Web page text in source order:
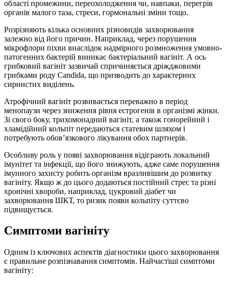
області промежини, переохолодження чи, навпаки, перегрів
органів малого таза, стреси, гормональні зміни тощо.
Розрізняють кілька основних різновидів захворювання
залежно від його причин. Наприклад, через порушення
мікрофлори піхви внаслідок надмірного розмноження умовно-
патогенних бактерій виникає бактеріальний вагініт. А ось
грибковий вагініт зазвичай спричиняється дріжджовими
грибками роду Candida, що призводить до характерних
сирнистих виділень.
Атрофічний вагініт розвивається переважно в період
менопаузи через зниження рівня естрогенів в організмі жінки.
Зі свого боку, трихомонадний вагініт, а також гонорейний і
хламідійний кольпіт передаються статевим шляхом і
потребують обов’язкового лікування обох партнерів.
Особливу роль у появі захворювання відіграють локальний
імунітет та інфекції, що його знижують, адже саме порушення
імунного захисту робить організм вразливішим до розвитку
вагініту. Якщо ж до цього додаються постійний стрес та різні
хронічні хвороби, наприклад, цукровий діабет чи
захворювання ШКТ, то ризик появи кольпіту суттєво
підвищується.
Симптоми вагініту
Одним із ключових аспектів діагностики цього захворювання
є правильне розпізнавання симптомів. Найчастіші симптоми
вагініту: